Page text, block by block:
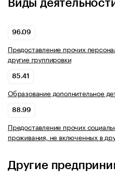
Виды
96.09
Предоставление прочих
другие группировки
85.41
Образование дополнительное
88.99
Предоставление прочих
проживания, не включенных в
Другие